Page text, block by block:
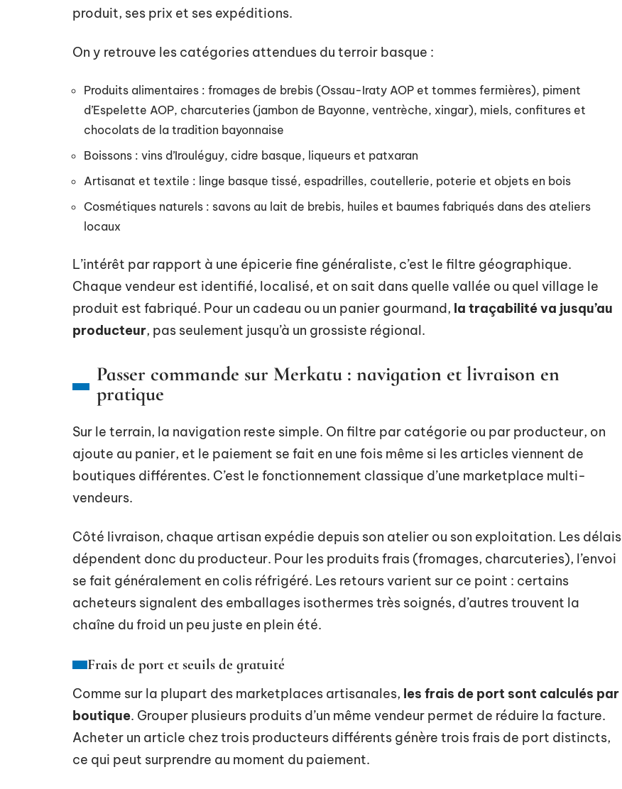
produit, ses prix et ses expéditions.
On y retrouve les catégories attendues du terroir basque :
Produits alimentaires : fromages de brebis (Ossau-Iraty AOP et tommes fermières), piment
d’Espelette AOP, charcuteries (jambon de Bayonne, ventrèche, xingar), miels, confitures et
chocolats de la tradition bayonnaise
Boissons : vins d’Irouléguy, cidre basque, liqueurs et patxaran
Artisanat et textile : linge basque tissé, espadrilles, coutellerie, poterie et objets en bois
Cosmétiques naturels : savons au lait de brebis, huiles et baumes fabriqués dans des ateliers
locaux
L’intérêt par rapport à une épicerie fine généraliste, c’est le filtre géographique.
Chaque vendeur est identifié, localisé, et on sait dans quelle vallée ou quel village le
produit est fabriqué. Pour un cadeau ou un panier gourmand, la traçabilité va jusqu’au
producteur, pas seulement jusqu’à un grossiste régional.
Passer commande sur Merkatu : navigation et livraison en
pratique
Sur le terrain, la navigation reste simple. On filtre par catégorie ou par producteur, on
ajoute au panier, et le paiement se fait en une fois même si les articles viennent de
boutiques différentes. C’est le fonctionnement classique d’une marketplace multi-
vendeurs.
Côté livraison, chaque artisan expédie depuis son atelier ou son exploitation. Les délais
dépendent donc du producteur. Pour les produits frais (fromages, charcuteries), l’envoi
se fait généralement en colis réfrigéré. Les retours varient sur ce point : certains
acheteurs signalent des emballages isothermes très soignés, d’autres trouvent la
chaîne du froid un peu juste en plein été.
Frais de port et seuils de gratuité
Comme sur la plupart des marketplaces artisanales, les frais de port sont calculés par
boutique. Grouper plusieurs produits d’un même vendeur permet de réduire la facture.
Acheter un article chez trois producteurs différents génère trois frais de port distincts,
ce qui peut surprendre au moment du paiement.